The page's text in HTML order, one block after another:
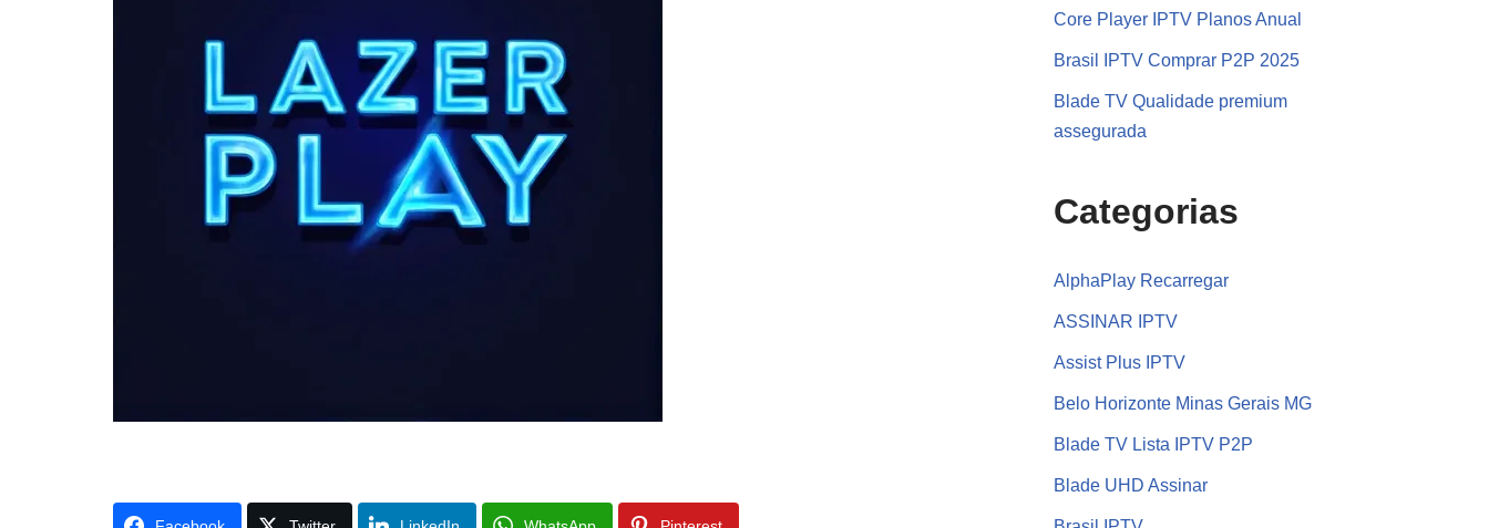
Core Player IPTV Planos Anual
Brasil IPTV Comprar P2P 2025
Blade TV Qualidade premium
assegurada
Categorias
AlphaPlay Recarregar
ASSINAR IPTV
Assist Plus IPTV
Belo Horizonte Minas Gerais MG
Blade TV Lista IPTV P2P
Blade UHD Assinar